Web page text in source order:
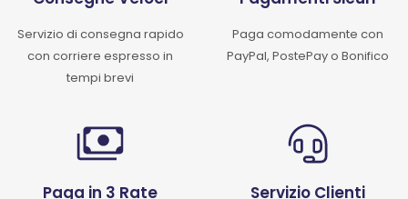
Servizio di consegna rapido
con corriere espresso in
tempi brevi
Paga comodamente con
PayPal, PostePay o Bonifico
Paga in 3 Rate Servizio Clienti